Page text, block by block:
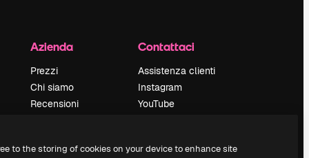
Azienda
Prezzi
Chi siamo
Recensioni
Blog
Contattaci
Assistenza clienti
Instagram
YouTube
Discord
to the storing of cookies on your device to enhance site